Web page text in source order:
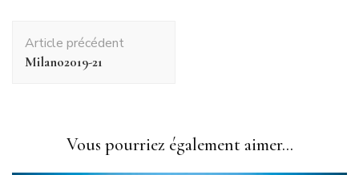
d'article
Article précédent
Milano2019-21
Vous pourriez également aimer...